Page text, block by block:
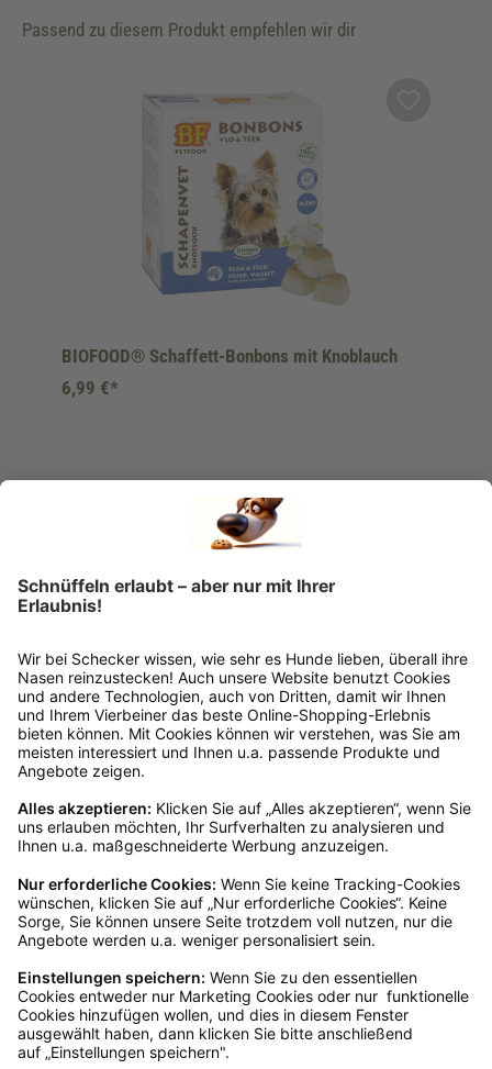
Passend zu diesem Produkt empfehlen wir dir
BIOFOOD® Schaffett-Bonbons mit Knoblauch
6,99 €*
Rückgabeinformationen
Ja, du hast ein 14-tägiges Widerrufsrecht. Die
Ware muss ungetragen, ungeöffnet und
originalverpackt sein. Bei Verwendung des
Retourelabels übernehmen wir die
Rücksendekosten.
Wie funktioniert die
Rücksendung?